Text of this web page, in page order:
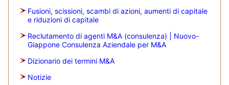
Fusioni, scissioni, scambi di azioni, aumenti di capitale
e riduzioni di capitale
Reclutamento di agenti M&A (consulenza) | Nuovo-
Giappone Consulenza Aziendale per M&A
Dizionario dei termini M&A
Notizie